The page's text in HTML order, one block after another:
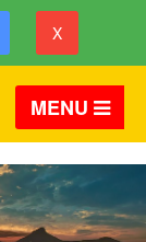
X
MENU